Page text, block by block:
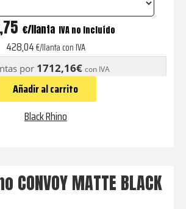
€ IVA no incluído
428,04€/llanta con IVA
por 1712,16€ con IVA
Añadir al carrito
Black Rhino
CONVOY MATTE BLACK